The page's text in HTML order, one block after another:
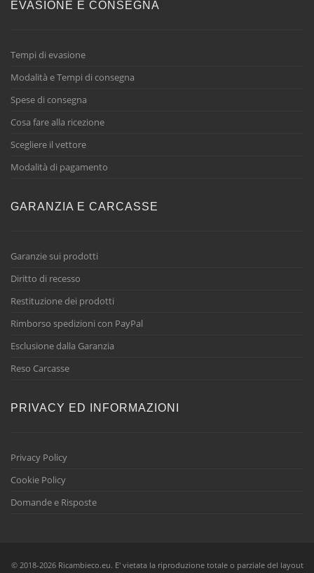
EVASIONE E CONSEGNA
Tempi di evasione
Modalità e Tempi di consegna
Spese di consegna
Cosa fare alla ricezione
Scegliere il vettore
Modalità di pagamento
GARANZIA E CARCASSE
Garanzie sui prodotti
Diritto di recesso
Restituzione dei prodotti
Rimborso spedizioni con PayPal
Esclusione dalla Garanzia
Reso Carcasse
PRIVACY ED INFORMAZIONI
Privacy Policy
Cookie Policy
Domande e Risposte
© 2018-2026 Ricambieco.eu. E' vietata la riproduzione totale o parziale del layout